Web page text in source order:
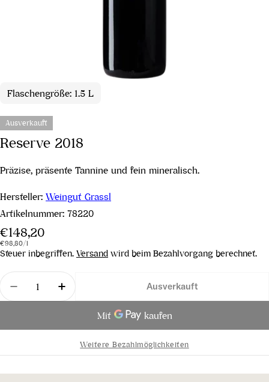
Flaschengröße: 1.5 L
Ausverkauft
Reserve 2018
Präzise, präsente Tannine und fein mineralisch.
Hersteller: Weingut Grassl
Artikelnummer: 78220
Regulärer
Preis
€148,20
Stückpreis
€98,80/pro
l
Steuer inbegriffen. Versand wird beim Bezahlvorgang berechnet.
Menge
Menge für Reserve 2018 verringern
Menge für Reserve 2018 erhöhen
Ausverkauft
Weitere Bezahlmöglichkeiten